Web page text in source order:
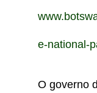
e-national-
O governo